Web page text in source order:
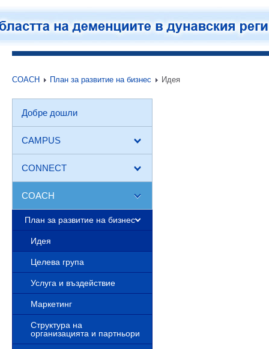
COACH План за развитие на бизнес Идея
Добре дошли
CAMPUS
CONNECT
COACH
План за развитие на бизнес
Идея
Целева група
Услуга и въздействие
Маркетинг
Структура на
организацията и партньори